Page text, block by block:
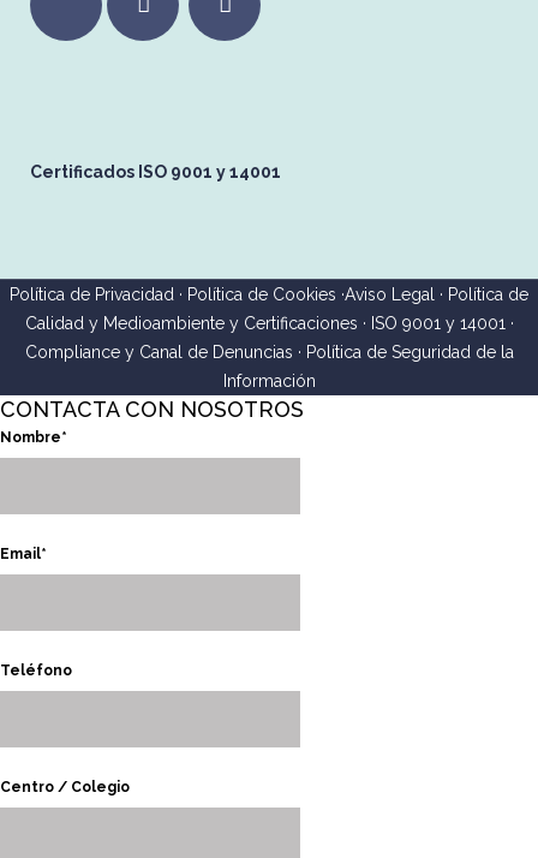
Certificados ISO 9001 y 14001
Política de Privacidad · Política de Cookies ·Aviso Legal · Política de
Calidad y Medioambiente y Certificaciones · ISO 9001 y 14001 ·
Compliance y Canal de Denuncias · Política de Seguridad de la
Información
CONTACTA CON NOSOTROS
Nombre*
Email*
Teléfono
Centro / Colegio